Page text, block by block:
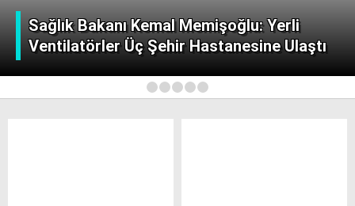
Sağlık Bakanı Kemal Memişoğlu: Yerli
Ventilatörler Üç Şehir Hastanesine Ulaştı
1 2 3 4 5